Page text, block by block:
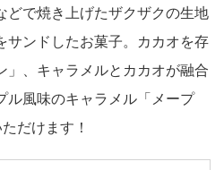
どで焼き上げたザクザクの生地
サンドしたお菓子。カカオを存
」、キャラメルとカカオが融合
ル風味のキャラメル「メープ
だけます！